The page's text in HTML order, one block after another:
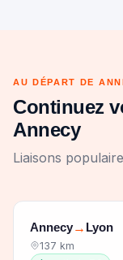
AU DÉPART DE
Continuez
Annecy
Liaisons
Annecy→ Lyon
137 km